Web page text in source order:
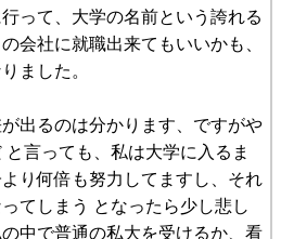
って、大学の名前という誇れる
会社に就職出来てもいいかも、
ました。
出るのは分かります、ですがや
言っても、私は大学に入るま
り何倍も努力してますし、それ
てしまう となったら少し悲し
中で普通の私大を受けるか、看